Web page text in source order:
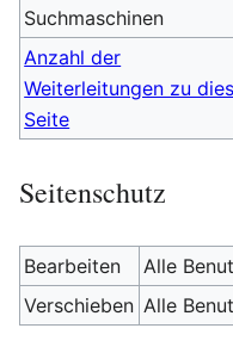
Suchmaschinen
Anzahl der
Weiterleitungen zu
Seite
Seitenschutz
Bearbeiten
Alle
Verschieben Alle